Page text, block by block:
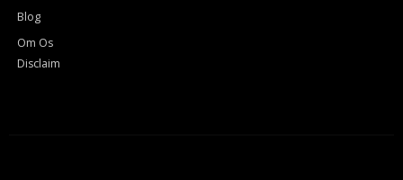
Blog
Om Os
Disclaim